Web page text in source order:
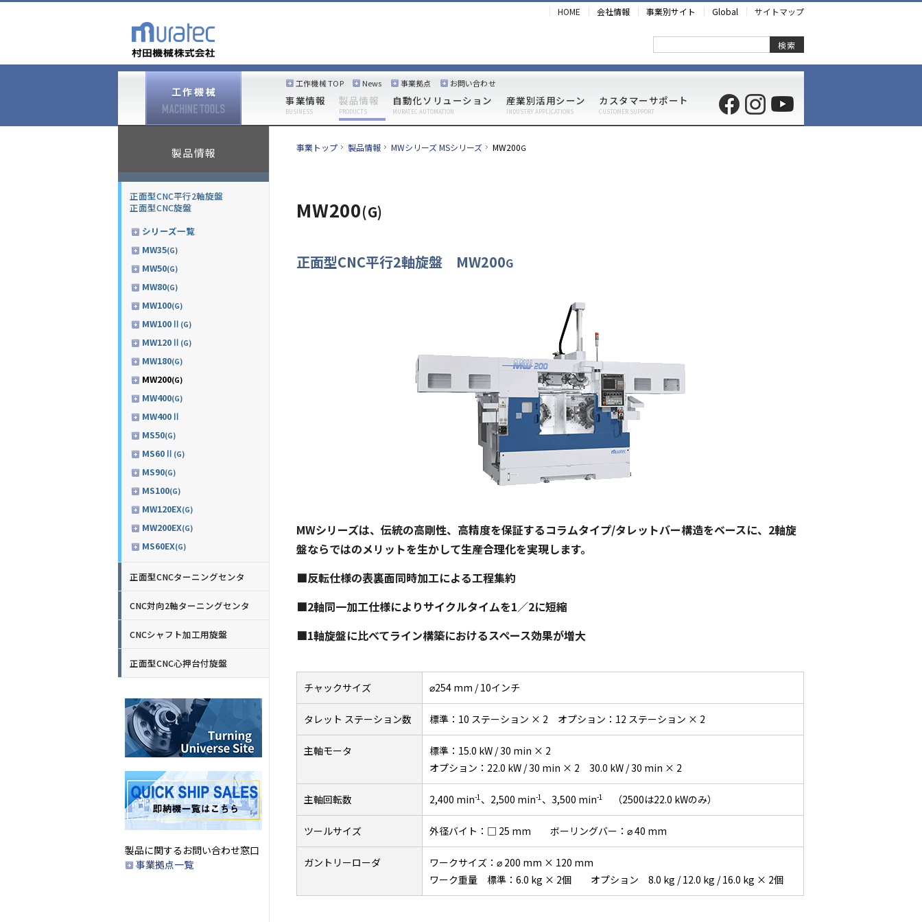
HOME 会社情報 事業別サイト Global サイトマップ
検索
事業情報
BUSINESS
製品情報
PRODUCTS
自動化ソリューション
MURATEC AUTOMATION
産業別活用シーン
INDUSTRY APPLICATIONS
カスタマーサポート
CUSTOMER SUPPORT
工作機械 TOP News 事業拠点 お問い合わせ
製品情報
正面型CNC平行2軸旋盤
正面型CNC旋盤
シリーズ一覧
MW35(G)
MW50(G)
MW80(G)
MW100(G)
MW100Ⅱ (G)
MW120Ⅱ (G)
MW180(G)
MW200(G)
MW400(G)
MW400Ⅱ
MS50(G)
MS60Ⅱ (G)
MS90(G)
MS100(G)
MW120EX(G)
MW200EX(G)
MS60EX(G)
正面型CNCターニングセンタ
CNC対向2軸ターニングセンタ
CNCシャフト加工用旋盤
正面型CNC心押台付旋盤
製品に関するお問い合わせ窓口
事業拠点一覧
事業トップ 製品情報 MWシリーズ MSシリーズ MW200G
MW200(G)
正面型CNC平行2軸旋盤 MW200G
MWシリーズは、伝統の高剛性、高精度を保証するコラムタイプ/タレットバー構造をベースに、2軸旋
盤ならではのメリットを生かして生産合理化を実現します。
■反転仕様の表裏面同時加工による工程集約
■2軸同一加工仕様によりサイクルタイムを1／2に短縮
■1軸旋盤に比べてライン構築におけるスペース効果が増大
チャックサイズ ⌀254 mm / 10インチ
タレット ステーション数 標準：10 ステーション × 2 オプション：12 ステーション × 2
主軸モータ
標準：15.0 kW / 30 min × 2
オプション：22.0 kW / 30 min × 2 30.0 kW / 30 min × 2
主軸回転数 2,400 min-1、2,500 min-1、3,500 min-1 （2500は22.0 kWのみ）
ツールサイズ 外径バイト：□ 25 mm ボーリングバー：⌀ 40 mm
ガントリーローダ
ワークサイズ：⌀ 200 mm × 120 mm
ワーク重量 標準：6.0 kg × 2個 オプション 8.0 kg / 12.0 kg / 16.0 kg × 2個